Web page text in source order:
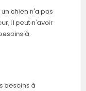
un chien n'a pas
il peut n'avoir
à
besoins à